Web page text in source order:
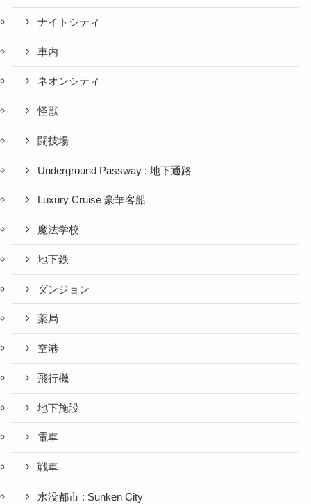
ナイトシティ
車内
ネオンシティ
怪獣
闘技場
Underground Passway : 地下通路
Luxury Cruise 豪華客船
魔法学校
地下鉄
ダンジョン
薬局
空港
飛行機
地下施設
電車
戦車
水没都市 : Sunken City